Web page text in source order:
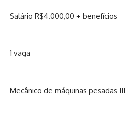
Salário R$4.000,00 + benefícios
1 vaga
Mecânico de máquinas pesadas III